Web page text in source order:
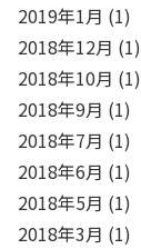
2019年1月 (1)
2018年12月 (1)
2018年10月 (1)
2018年9月 (1)
2018年7月 (1)
2018年6月 (1)
2018年5月 (1)
2018年3月 (1)